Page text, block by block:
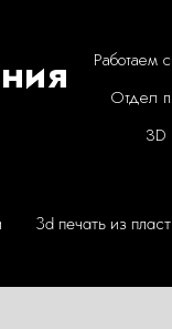
Отдел
3D
3d печать из